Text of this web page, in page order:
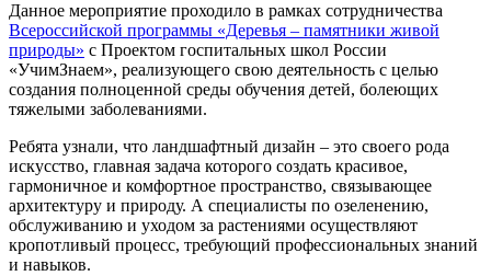
Данное мероприятие проходило в рамках сотрудничества
Всероссийской программы «Деревья – памятники живой
природы» с Проектом госпитальных школ России
«УчимЗнаем», реализующего свою деятельность с целью
создания полноценной среды обучения детей, болеющих
тяжелыми заболеваниями.
Ребята узнали, что ландшафтный дизайн – это своего рода
искусство, главная задача которого создать красивое,
гармоничное и комфортное пространство, связывающее
архитектуру и природу. А специалисты по озеленению,
обслуживанию и уходом за растениями осуществляют
кропотливый процесс, требующий профессиональных знаний
и навыков.